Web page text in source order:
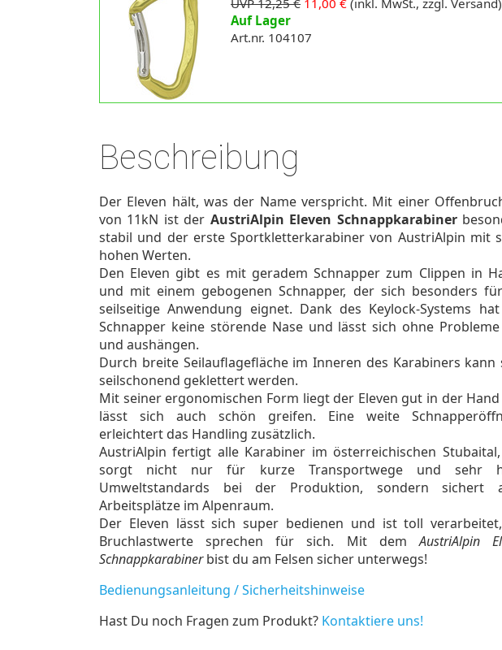
UVP 12,25 € 11,00 € (inkl. MwSt., zzgl. Versand)
Auf Lager
Art.nr. 104107
Beschreibung
Der Eleven hält, was der Name verspricht. Mit einer
von 11kN ist der AustriAlpin Eleven Schnappkarabiner
stabil und der erste Sportkletterkarabiner von AustriAlpin mit
hohen Werten.
Den Eleven gibt es mit geradem Schnapper zum Clippen in
und mit einem gebogenen Schnapper, der sich besonders
seilseitige Anwendung eignet. Dank des Keylock-Systems
Schnapper keine störende Nase und lässt sich ohne
und aushängen.
Durch breite Seilauflagefläche im Inneren des Karabiners kann
seilschonend geklettert werden.
Mit seiner ergonomischen Form liegt der Eleven gut in der
lässt sich auch schön greifen. Eine weite
erleichtert das Handling zusätzlich.
AustriAlpin fertigt alle Karabiner im österreichischen
sorgt nicht nur für kurze Transportwege und sehr
Umweltstandards bei der Produktion, sondern sichert
Arbeitsplätze im Alpenraum.
Der Eleven lässt sich super bedienen und ist toll
Bruchlastwerte sprechen für sich. Mit demAustriAlpin
Schnappkarabinerbist du am Felsen sicher unterwegs!
Bedienungsanleitung / Sicherheitshinweise
Hast Du noch Fragen zum Produkt? Kontaktiere uns!